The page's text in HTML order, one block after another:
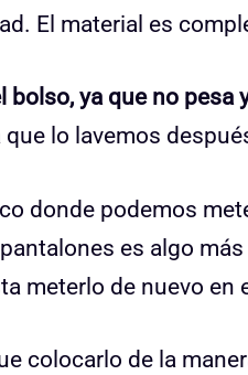
El material es
bolso, ya que no pesa
lo lavemos
donde podemos
es algo
meterlo de nuevo en
colocarlo de la